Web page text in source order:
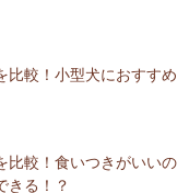
比較！小型犬におすすめ
比較！食いつきがいいの
きる！？